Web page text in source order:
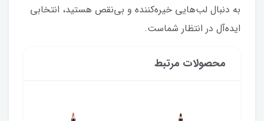
به دنبال لب‌هایی خیره‌کننده و بی‌نقص هستید، انتخابی
ایده‌آل در انتظار شماست.
محصولات مرتبط